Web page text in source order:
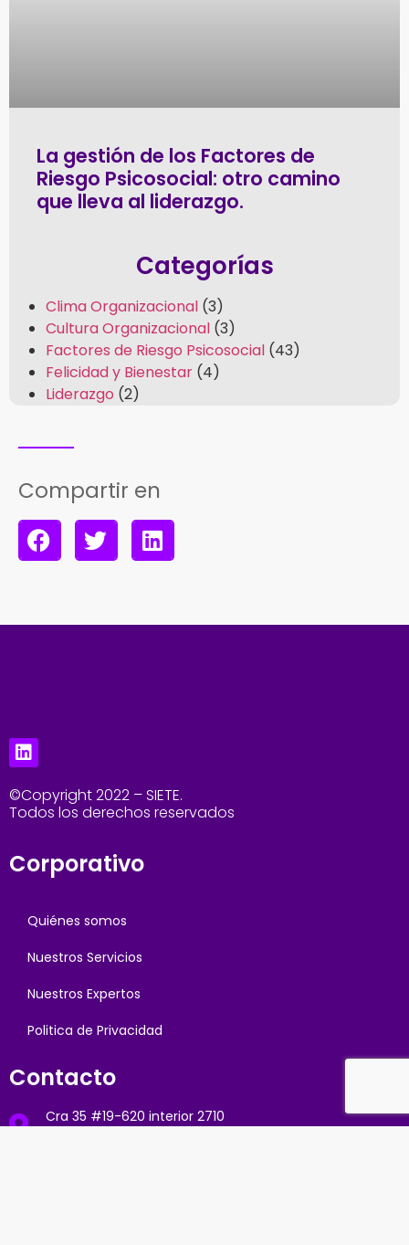
La gestión de los Factores de
Riesgo Psicosocial: otro camino
que lleva al liderazgo.
Categorías
Clima Organizacional (3)
Cultura Organizacional (3)
Factores de Riesgo Psicosocial (43)
Felicidad y Bienestar (4)
Liderazgo (2)
Compartir en
©Copyright 2022 – SIETE.
Todos los derechos reservados
Corporativo
Quiénes somos
Nuestros Servicios
Nuestros Expertos
Politica de Privacidad
Contacto
Cra 35 #19-620 interior 2710